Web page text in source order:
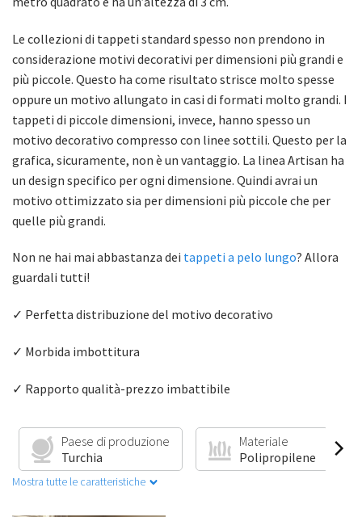
Le collezioni di tappeti standard spesso non prendono in
considerazione motivi decorativi per dimensioni più grandi e
più piccole. Questo ha come risultato strisce molto spesse
oppure un motivo allungato in casi di formati molto grandi. I
tappeti di piccole dimensioni, invece, hanno spesso un
motivo decorativo compresso con linee sottili. Questo per la
grafica, sicuramente, non è un vantaggio. La linea Artisan ha
un design specifico per ogni dimensione. Quindi avrai un
motivo ottimizzato sia per dimensioni più piccole che per
quelle più grandi.
Non ne hai mai abbastanza dei tappeti a pelo lungo? Allora
guardali tutti!
✓ Perfetta distribuzione del motivo decorativo
✓ Morbida imbottitura
✓ Rapporto qualità-prezzo imbattibile
Paese di produzione
Turchia
Materiale
Polipropilene
Mostra tutte le caratteristiche